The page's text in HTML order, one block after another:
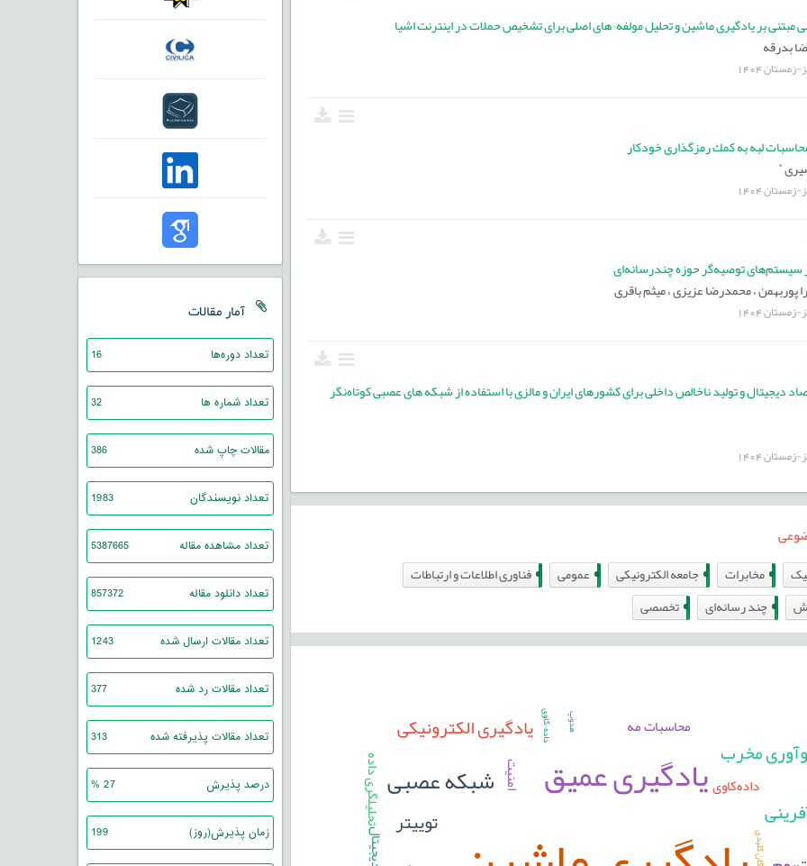
مبتنی بر یادگیری ماشین و تحلیل مولفه¬های اصلی برای تشخیص حملات در اینترنت اشیا
بدرقه
زمستان1404
لبه به كمك رمزگذارى خودكار
*
زمستان1404
سیستم‌های توصیه‌گر حوزه چندرسانه‌ای
پوربهمن ،محمدرضا عزیزی ،میثم باقری
زمستان1404
دیجیتال و تولید ناخالص داخلی برای کشورهای ایران و مالزی با استفاده از شبکه های عصبی کوتاه‌نگر
زمستان1404
مخابرات0 جامعه الکترونیکی 7 عمومى80 فناوری اطلاعات و ارتباطات144
چند رسانه‌ای 0 تخصصی6
یادگیری عمیق شبکه عصبی
مخرب
یادگیری الکترونیکی
توییتر
داده‌کاوی
محاسبات مه
تحلیلگری داده امنیت
هدوپ
واژگان کلیدی
داده¬کاوی
آمار مقالات
تعداد دوره‌ها 16
تعداد شماره ها 32
مقالات چاپ شده 386
تعداد نویسندگان 1983
تعداد مشاهده مقاله 5387665
تعداد دانلود مقاله 857372
تعداد مقالات ارسال شده 1243
تعداد مقالات رد شده 377
تعداد مقالات پذیرفته شده 313
درصد پذیرش 27 %
زمان پذیرش(روز) 199